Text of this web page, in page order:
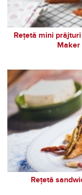
Rețetă mini
Maker
Rețetă